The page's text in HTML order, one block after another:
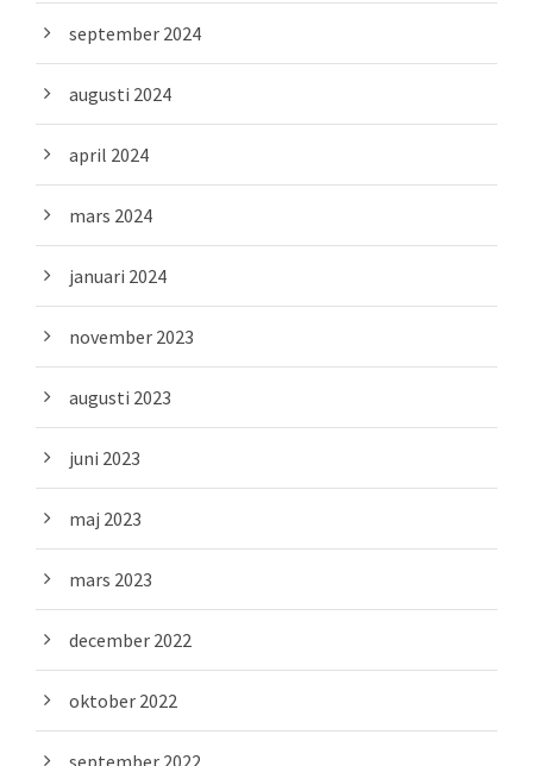
september 2024
augusti 2024
april 2024
mars 2024
januari 2024
november 2023
augusti 2023
juni 2023
maj 2023
mars 2023
december 2022
oktober 2022
september 2022